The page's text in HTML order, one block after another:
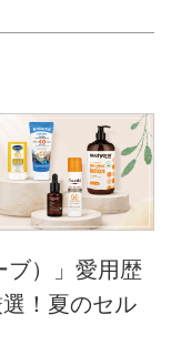
ブ）」愛用歴
！夏のセル